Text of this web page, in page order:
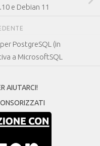
e Debian 11
PostgreSQL (in
a MicrosoftSQL
AIUTARCI!